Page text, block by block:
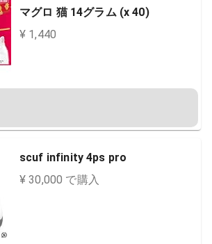
チドライブ
® Bronze 対応電源 ®
マグロ 猫 14グラム (x 40)
¥ 1,440
scuf infinity 4ps pro
¥ 30,000 で購入